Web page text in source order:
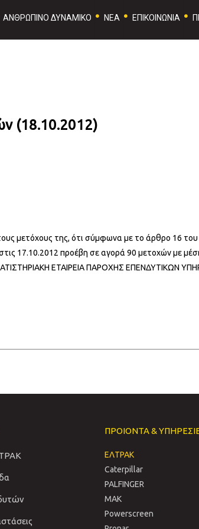
ΑΝΘΡΩΠΙΝΟ ΔΥΝΑΜΙΚΟ ΝΕΑ ΕΠΙΚΟΙΝΩΝΙΑ
(18.10.2012)
μετόχους της, ότι σύμφωνα με το άρθρο 16
17.10.2012 προέβη σε αγορά 90 μετοχών με
ΕΤΑΙΡΕΙΑ ΠΑΡΟΧΗΣ ΕΠΕΝΔΥΤΙΚΩΝ
ΠΡΟΙΟΝΤΑ &
ΕΛΤΡΑΚ
Caterpillar
PALFINGER
MAK
Powerscreen